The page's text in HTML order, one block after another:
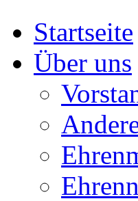
Startseite
Über uns